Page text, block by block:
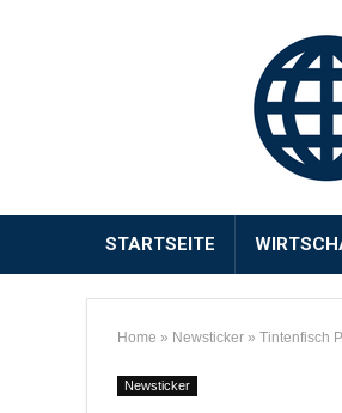
STARTSEITE
Home » Newsticker » Tintenfisch
Newsticker